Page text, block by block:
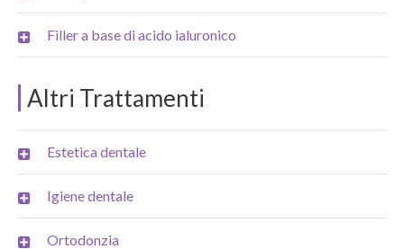
Filler a base di acido ialuronico
Altri Trattamenti
Estetica dentale
Igiene dentale
Ortodonzia